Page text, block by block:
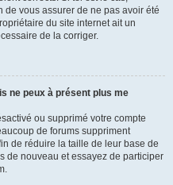
de vous assurer de ne pas avoir été
du site internet ait un
de la corriger.
ne peux à présent plus me
ou supprimé votre compte
de forums suppriment
de réduire la taille de leur base de
de nouveau et essayez de participer